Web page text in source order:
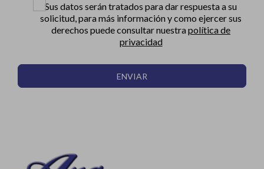
Sus datos serán tratados para dar respuesta a su
solicitud, para más información y como ejercer sus
derechos puede consultar nuestrapolítica de
privacidad
ENVIAR